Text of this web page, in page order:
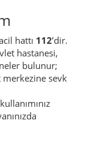
hattı 112’dir.
hastanesi,
bulunur;
merkezine sevk